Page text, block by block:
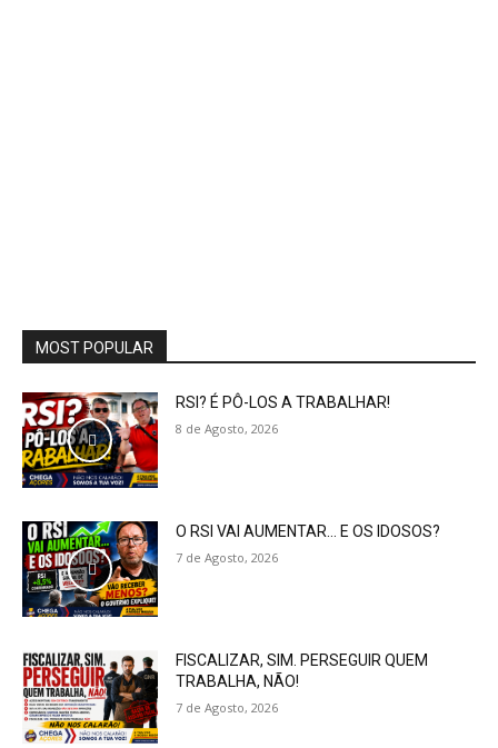
MOST POPULAR
RSI? É PÔ-LOS A TRABALHAR!
8 de Agosto, 2026
O RSI VAI AUMENTAR… E OS IDOSOS?
7 de Agosto, 2026
FISCALIZAR, SIM. PERSEGUIR QUEM
TRABALHA, NÃO!
7 de Agosto, 2026